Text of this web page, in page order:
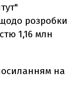
розробки
1,16 млн
на